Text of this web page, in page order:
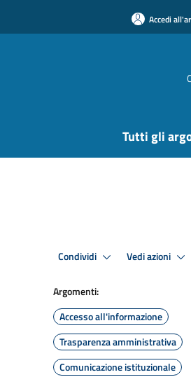
Accedi
Tutti gli
Condividi Vedi azioni
Argomenti:
Accesso all'informazione
Trasparenza amministrativa
Comunicazione istituzionale